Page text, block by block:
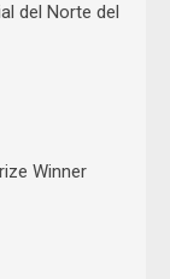
del Norte del
Winner